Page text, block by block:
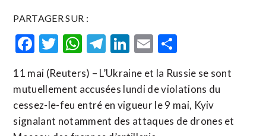
PARTAGER SUR :
Facebook
Twitter
WhatsApp
Telegram
LinkedIn
Email
11 mai (Reuters) – L’Ukraine et la Russie se sont
mutuellement accusées lundi de violations du
cessez-le-feu entré en vigueur le 9 mai, Kyiv
signalant notamment des attaques de drones et